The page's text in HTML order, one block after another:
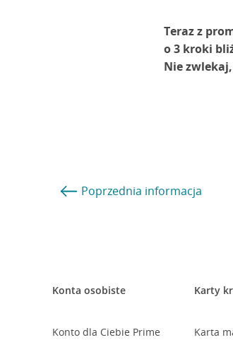
Teraz z
o 3 kroki
Nie
Poprzednia informacja
Konta osobiste
Konto dla Ciebie Prime
Karty
Karta